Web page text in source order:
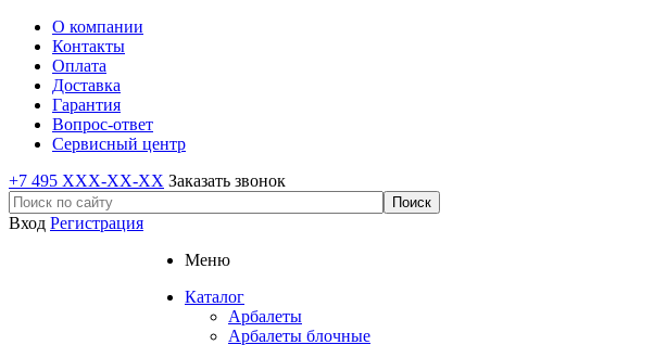
О компании
Контакты
Оплата
Доставка
Гарантия
Вопрос-ответ
Сервисный центр
+7 495 XXX-XX-XX Заказать звонок
Вход Регистрация
Меню
Каталог
Арбалеты
Арбалеты блочные